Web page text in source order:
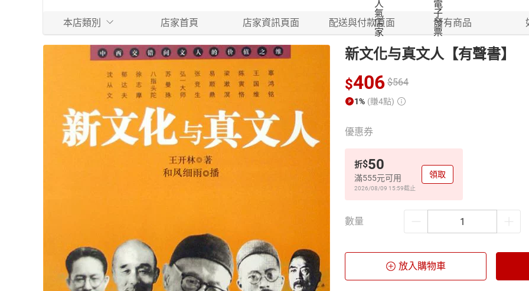
本店類別 店家首頁 店家資訊頁面 配送與付款頁面 所有商品
新文化与真文人【有聲書】
$406 $564
1% (賺4點)
優惠券
折$50
滿555元可用
2026/08/09 15:59截止
領取
數量
放入購物車